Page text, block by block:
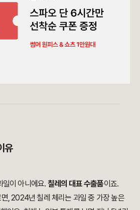
유
일이 아니에요. 칠레의 대표 수출품이죠.
, 2024년 칠레 체리는 과일 중 가장 높은